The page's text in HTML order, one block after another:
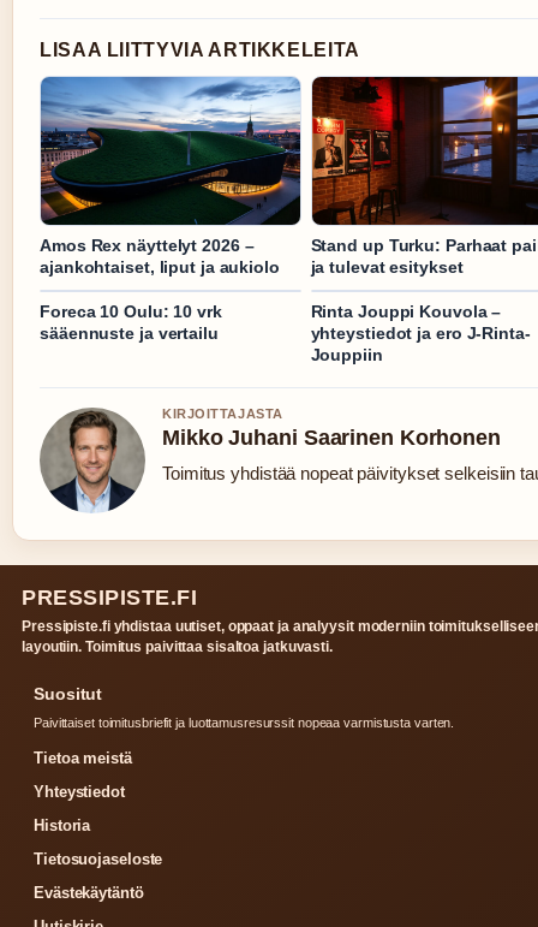
LISAA LIITTYVIA ARTIKKELEITA
Amos Rex näyttelyt 2026 –
ajankohtaiset, liput ja aukiolo
Stand up Turku: Parhaat
ja tulevat esitykset
Foreca 10 Oulu: 10 vrk
sääennuste ja vertailu
Rinta Jouppi Kouvola –
yhteystiedot ja ero J-Rinta-
Jouppiin
KIRJOITTAJASTA
Mikko Juhani Saarinen Korhonen
Toimitus yhdistää nopeat päivitykset selkeisiin
PRESSIPISTE.FI
Pressipiste.fi yhdistaa uutiset, oppaat ja analyysit moderniin
layoutiin. Toimitus paivittaa sisaltoa jatkuvasti.
Suositut
Paivittaiset toimitusbriefit ja luottamusresurssit nopeaa varmistusta varten.
Tietoa meistä
Yhteystiedot
Historia
Tietosuojaseloste
Evästekäytäntö